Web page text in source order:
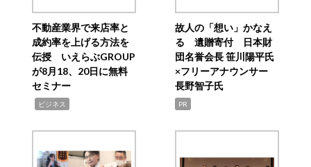
不動産業界で来店率と
成約率を上げる方法を
伝授 いえらぶGROUP
が8月18、20日に無料
セミナー
ビジネス
故人の「想い」かなえ
る 遺贈寄付 日本財
団名誉会長 笹川陽平氏
×フリーアナウンサー
長野智子氏
PR